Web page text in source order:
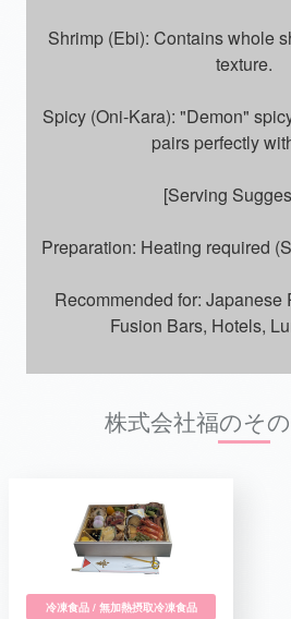
Shrimp (Ebi): Contains whole
texture.
Spicy (Oni-Kara): "Demon"
pairs perfectly
[Serving
Preparation: Heating required
Recommended for: Japanese
Fusion Bars, Hotels,
株式会社福のそ
冷凍食品 / 無加熱摂取冷凍食品